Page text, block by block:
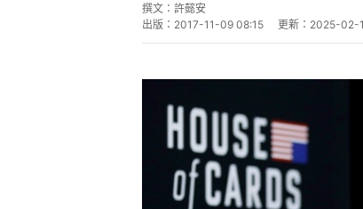
撰文： 許懿安
出版： 2017-11-09 08:15 更新： 2025-02-